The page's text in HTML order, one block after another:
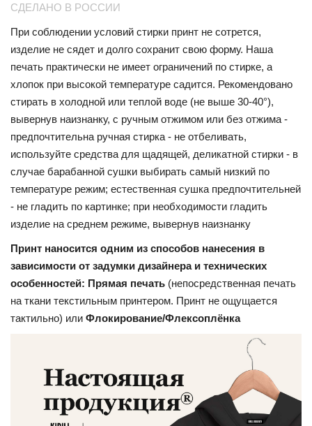
СДЕЛАНО В РОССИИ
При соблюдении условий стирки принт не сотрется,
изделие не сядет и долго сохранит свою форму. Наша
печать практически не имеет ограничений по стирке, а
хлопок при высокой температуре садится. Рекомендовано
стирать в холодной или теплой воде (не выше 30-40°),
вывернув наизнанку, с ручным отжимом или без отжима -
предпочтительна ручная стирка - не отбеливать,
используйте средства для щадящей, деликатной стирки - в
случае барабанной сушки выбирать самый низкий по
температуре режим; естественная сушка предпочтительней
- не гладить по картинке; при необходимости гладить
изделие на среднем режиме, вывернув наизнанку
Принт наносится одним из способов нанесения в
зависимости от задумки дизайнера и технических
особенностей: Прямая печать (непосредственная печать
на ткани текстильным принтером. Принт не ощущается
тактильно) или Флокирование/Флексоплёнка